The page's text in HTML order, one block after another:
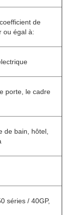
de
ou égal à:
porte, le cadre
de bain, hôtel,
séries / 40GP,